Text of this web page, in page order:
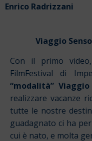
Enrico Radrizzani
Viaggio
Con il primo
FilmFestival di
“modalità” Viaggio
realizzare vacanze
tutte le nostre
guadagnato ci ha
cui è nato, e molta